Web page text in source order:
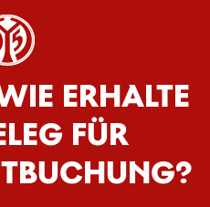
r
ERHALTE
FÜR